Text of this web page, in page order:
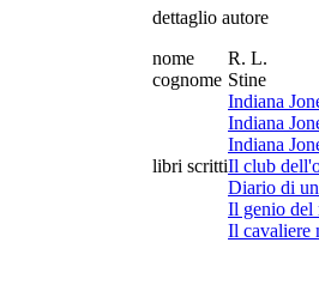
dettaglio autore
nome
R. L.
cognome Stine
libri scritti
Indiana
Indiana
Indiana
Il club
Diario di
Il genio del
Il cavaliere